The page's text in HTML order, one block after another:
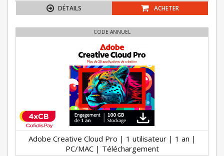
DÉTAILS ACHETER
CODE ANNUEL
Adobe Creative Cloud Pro | 1 utilisateur | 1 an |
PC/MAC | Téléchargement